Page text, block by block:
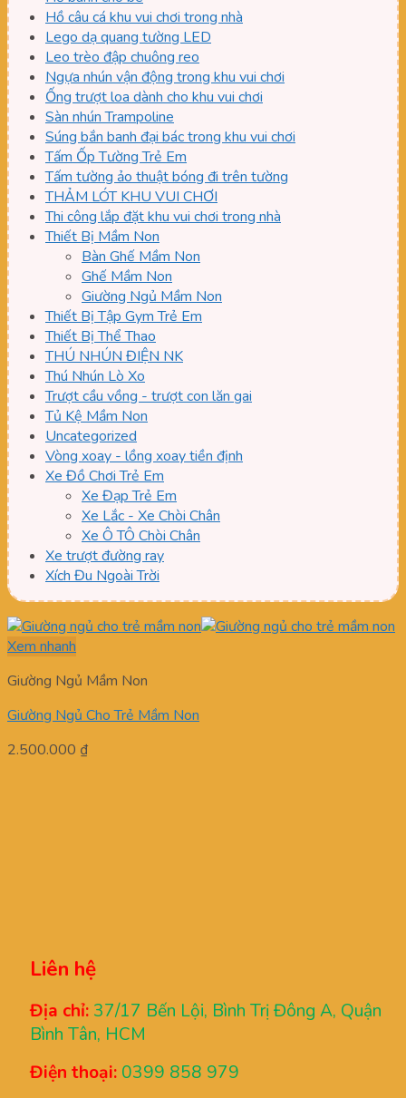
Hồ câu cá khu vui chơi trong nhà
Lego dạ quang tường LED
Leo trèo đập chuông reo
Ngựa nhún vận động trong khu vui chơi
Ống trượt loa dành cho khu vui chơi
Sàn nhún Trampoline
Súng bắn banh đại bác trong khu vui chơi
Tấm Ốp Tường Trẻ Em
Tấm tường ảo thuật bóng đi trên tường
THẢM LÓT KHU VUI CHƠI
Thi công lắp đặt khu vui chơi trong nhà
Thiết Bị Mầm Non
Bàn Ghế Mầm Non
Ghế Mầm Non
Giường Ngủ Mầm Non
Thiết Bị Tập Gym Trẻ Em
Thiết Bị Thể Thao
THÚ NHÚN ĐIỆN NK
Thú Nhún Lò Xo
Trượt cầu vồng - trượt con lăn gai
Tủ Kệ Mầm Non
Uncategorized
Vòng xoay - lồng xoay tiền định
Xe Đồ Chơi Trẻ Em
Xe Đạp Trẻ Em
Xe Lắc - Xe Chòi Chân
Xe Ô TÔ Chòi Chân
Xe trượt đường ray
Xích Đu Ngoài Trời
Xem nhanh
Giường Ngủ Mầm Non
Giường Ngủ Cho Trẻ Mầm Non
2.500.000 ₫
Liên hệ
Địa chỉ: 37/17 Bến Lội, Bình Trị Đông A, Quận
Bình Tân, HCM
Điện thoại: 0399 858 979